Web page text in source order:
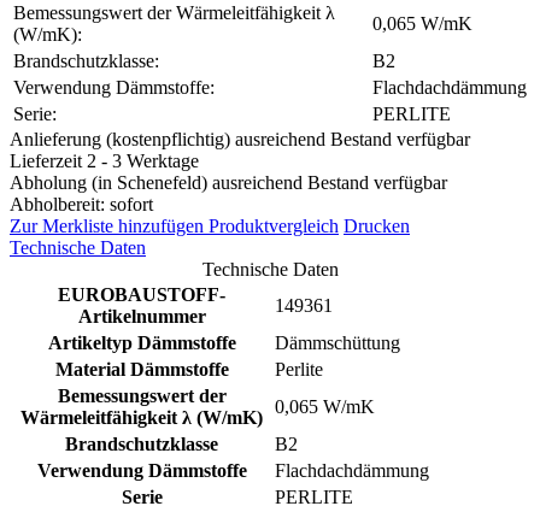
Bemessungswert der Wärmeleitfähigkeit λ
(W/mK):
0,065 W/mK
Brandschutzklasse:
B2
Verwendung Dämmstoffe:
Flachdachdämmung
Serie:
PERLITE
Anlieferung (kostenpflichtig) ausreichend Bestand verfügbar
Lieferzeit 2 - 3 Werktage
Abholung (in Schenefeld) ausreichend Bestand verfügbar
Abholbereit: sofort
Zur Merkliste hinzufügen Produktvergleich Drucken
Technische Daten
Technische Daten
EUROBAUSTOFF-
Artikelnummer
149361
Artikeltyp Dämmstoffe
Dämmschüttung
Material Dämmstoffe
Perlite
Bemessungswert der
Wärmeleitfähigkeit λ (W/mK)
0,065 W/mK
Brandschutzklasse
B2
Verwendung Dämmstoffe
Flachdachdämmung
Serie
PERLITE